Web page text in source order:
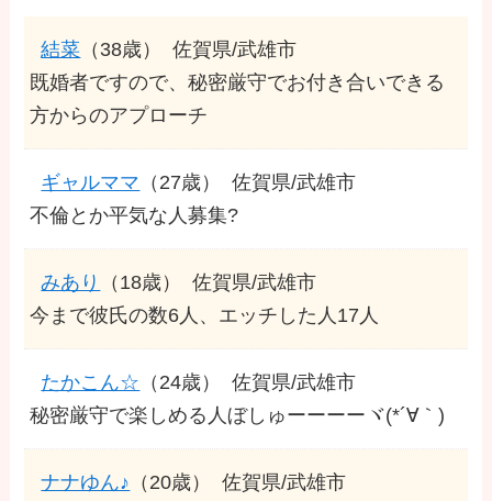
結菜 （38歳）
佐賀県/武雄市
既婚者ですので、秘密厳守でお付き合いできる
方からのアプローチ
ギャルママ （27歳）
佐賀県/武雄市
不倫とか平気な人募集?
みあり （18歳）
佐賀県/武雄市
今まで彼氏の数6人、エッチした人17人
たかこん☆ （24歳）
佐賀県/武雄市
秘密厳守で楽しめる人ぼしゅーーーーヾ(*´∀｀)
ナナゆん♪ （20歳）
佐賀県/武雄市